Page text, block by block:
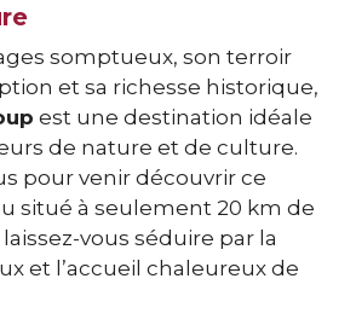
somptueux, son terroir
et sa richesse historique,
est une destination idéale
de nature et de culture.
pour venir découvrir ce
situé à seulement 20 km de
vous séduire par la
et l’accueil chaleureux de